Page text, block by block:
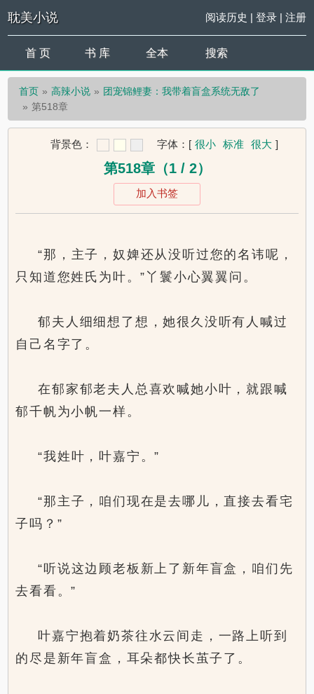
耽美小说 阅读历史 | 登录| 注册
首 页 书 库 全本 搜索
首页 高辣小说
团宠锦鲤妻：我带着盲盒系统无敌了
第518章
背景色： 字体： [ 很小 标准 很大 ]
第518章（1 / 2）
加入书签
“那，主子，奴婢还从没听过您的名讳呢，
只知道您姓氏为叶。”丫鬟小心翼翼问。
郁夫人细细想了想，她很久没听有人喊过
自己名字了。
在郁家郁老夫人总喜欢喊她小叶，就跟喊
郁千帆为小帆一样。
“我姓叶，叶嘉宁。”
“那主子，咱们现在是去哪儿，直接去看宅
子吗？”
“听说这边顾老板新上了新年盲盒，咱们先
去看看。”
叶嘉宁抱着奶茶往水云间走，一路上听到
的尽是新年盲盒，耳朵都快长茧子了。